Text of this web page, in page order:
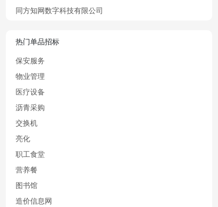
同方知网数字科技有限公司
热门单品招标
保安服务
物业管理
医疗设备
沥青采购
交换机
亮化
职工食堂
营养餐
图书馆
造价信息网